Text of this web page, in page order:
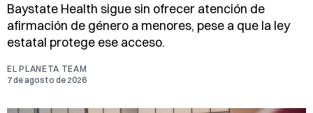
Baystate Health sigue sin ofrecer atención de
afirmación de género a menores, pese a que la ley
estatal protege ese acceso.
EL PLANETA TEAM
7 de agosto de 2026